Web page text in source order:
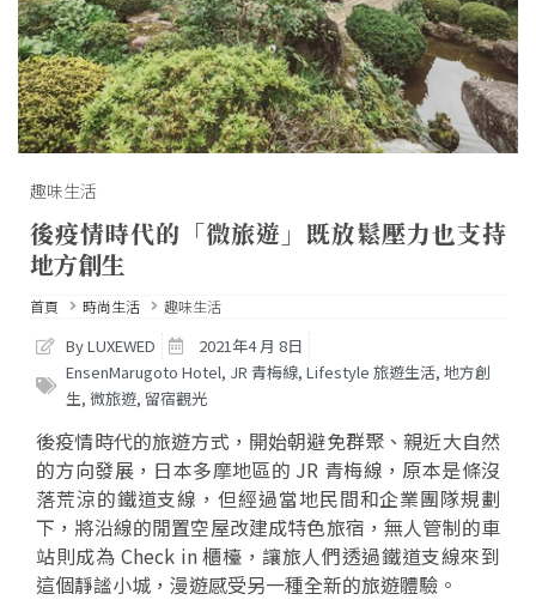
趣味生活
後疫情時代的「微旅遊」既放鬆壓力也支持
地方創生
首頁 時尚生活 趣味生活
By LUXEWED
2021年4 月 8日
EnsenMarugoto Hotel, JR 青梅線, Lifestyle 旅遊生活, 地方創
生, 微旅遊, 留宿觀光
後疫情時代的旅遊方式，開始朝避免群聚、親近大自然
的方向發展，日本多摩地區的 JR 青梅線，原本是條沒
落荒涼的鐵道支線，但經過當地民間和企業團隊規劃
下，將沿線的閒置空屋改建成特色旅宿，無人管制的車
站則成為 Check in 櫃檯，讓旅人們透過鐵道支線來到
這個靜謐小城，漫遊感受另一種全新的旅遊體驗。